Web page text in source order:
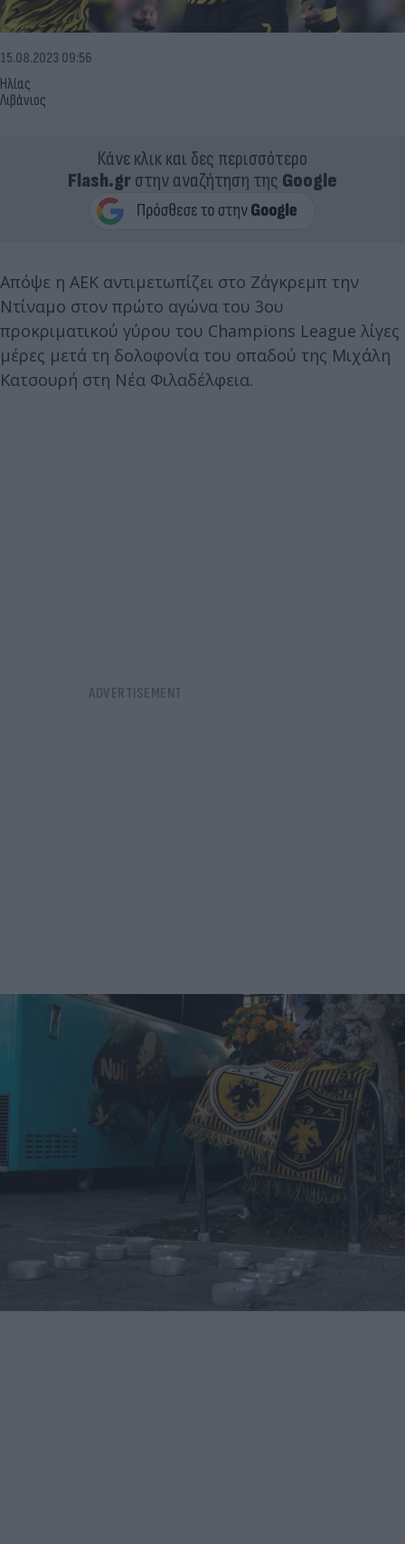
Ηλίας
Λιβάνιος
15.08.2023 09:56
Κάνε κλικ και δες περισσότερο
Flash.grστην αναζήτηση της Google
Απόψε η ΑΕΚ αντιμετωπίζει στο Ζάγκρεμπ την
Ντίναμο στον πρώτο αγώνα του 3ου
προκριματικού γύρου του Champions League λίγες
μέρες μετά τη δολοφονία του οπαδού της Μιχάλη
Κατσουρή στη Νέα Φιλαδέλφεια.